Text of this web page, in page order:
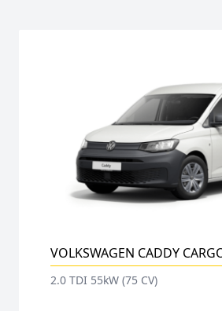
VOLKSWAGEN CADDY
2.0 TDI 55kW (75 CV)